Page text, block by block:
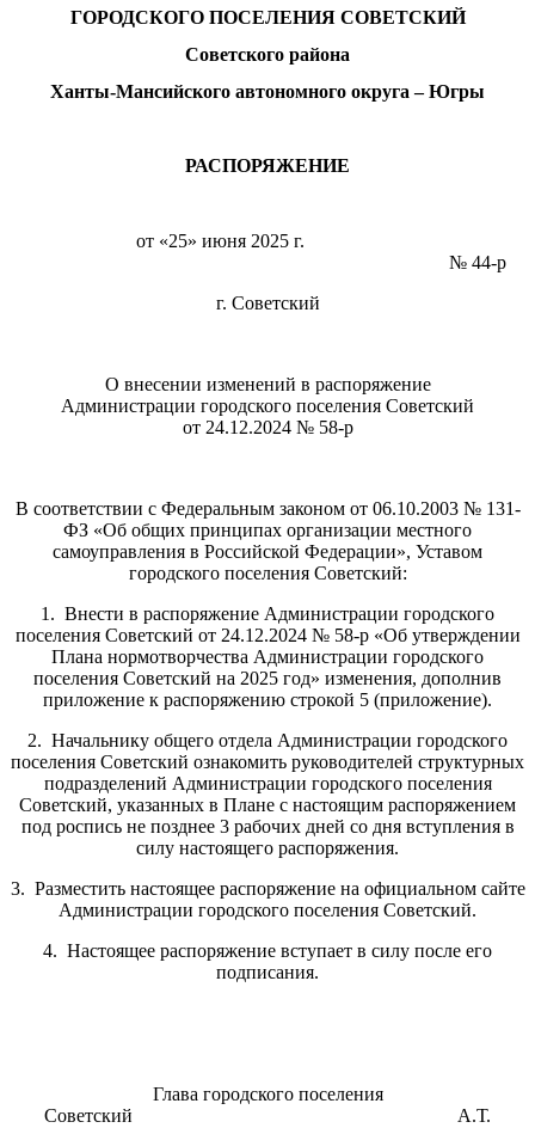
ГОРОДСКОГО ПОСЕЛЕНИЯ СОВЕТСКИЙ
Советского района
Ханты-Мансийского автономного округа – Югры
РАСПОРЯЖЕНИЕ
от «25» июня 2025 г.
№ 44-р
г. Советский
О внесении изменений в распоряжение
Администрации городского поселения Советский
от 24.12.2024 № 58-р
В соответствии с Федеральным законом от 06.10.2003 № 131-
ФЗ «Об общих принципах организации местного
самоуправления в Российской Федерации», Уставом
городского поселения Советский:
1. Внести в распоряжение Администрации городского
поселения Советский от 24.12.2024 № 58-р «Об утверждении
Плана нормотворчества Администрации городского
поселения Советский на 2025 год» изменения, дополнив
приложение к распоряжению строкой 5 (приложение).
2. Начальнику общего отдела Администрации городского
поселения Советский ознакомить руководителей структурных
подразделений Администрации городского поселения
Советский, указанных в Плане с настоящим распоряжением
под роспись не позднее 3 рабочих дней со дня вступления в
силу настоящего распоряжения.
3. Разместить настоящее распоряжение на официальном сайте
Администрации городского поселения Советский.
4. Настоящее распоряжение вступает в силу после его
подписания.
Глава городского поселения
Советский А.Т.